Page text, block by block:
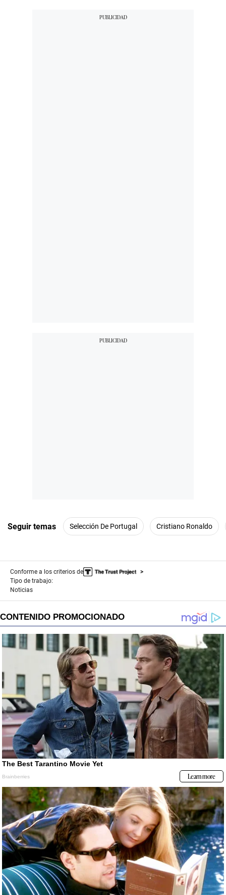
Seguir temas Selección De Portugal Cristiano Ronaldo
Conforme a los criterios de
Tipo de trabajo:
Noticias